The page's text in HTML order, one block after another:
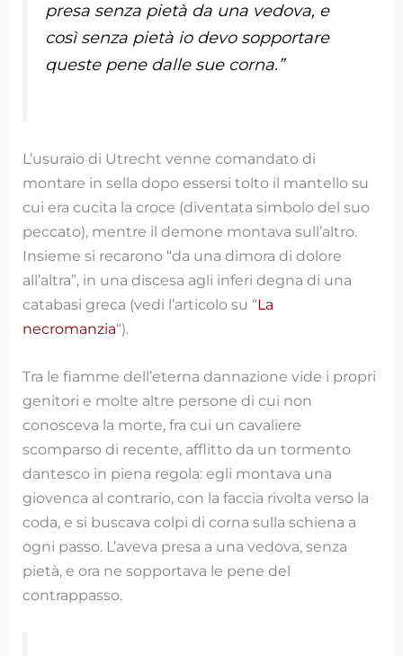
presa senza pietà da una vedova, e
così senza pietà io devo sopportare
queste pene dalle sue corna.”
L’usuraio di Utrecht venne comandato di
montare in sella dopo essersi tolto il mantello su
cui era cucita la croce (diventata simbolo del suo
peccato), mentre il demone montava sull’altro.
Insieme si recarono “da una dimora di dolore
all’altra”, in una discesa agli inferi degna di una
catabasi greca (vedi l’articolo su “La
necromanzia“).
Tra le fiamme dell’eterna dannazione vide i propri
genitori e molte altre persone di cui non
conosceva la morte, fra cui un cavaliere
scomparso di recente, afflitto da un tormento
dantesco in piena regola: egli montava una
giovenca al contrario, con la faccia rivolta verso la
coda, e si buscava colpi di corna sulla schiena a
ogni passo. L’aveva presa a una vedova, senza
pietà, e ora ne sopportava le pene del
contrappasso.